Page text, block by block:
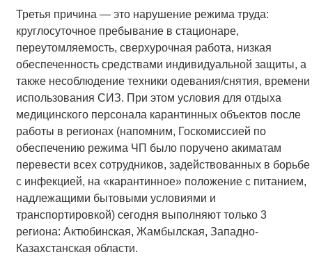
Третья причина — это нарушение режима труда:
круглосуточное пребывание в стационаре,
переутомляемость, сверхурочная работа, низкая
обеспеченность средствами индивидуальной защиты, а
также несоблюдение техники одевания/снятия, времени
использования СИЗ. При этом условия для отдыха
медицинского персонала карантинных объектов после
работы в регионах (напомним, Госкомиссией по
обеспечению режима ЧП было поручено акиматам
перевести всех сотрудников, задействованных в борьбе
с инфекцией, на «карантинное» положение с питанием,
надлежащими бытовыми условиями и
транспортировкой) сегодня выполняют только 3
региона: Актюбинская, Жамбылская, Западно-
Казахстанская области.